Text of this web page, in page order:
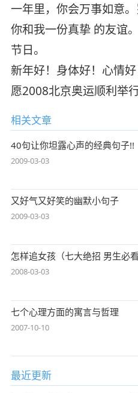
一年里，你会万事如意
你和我一份真挚 的友谊
节日。
新年好！身体好！心情好
愿2008北京奥运顺利举
相关文章
40句让你坦露心声的经典句子!!
2009-03-03
又好气又好笑的幽默小句子
2009-03-03
怎样追女孩（七大绝招 男生必看
2008-03-03
七个心理方面的寓言与哲理
2007-10-10
最近更新